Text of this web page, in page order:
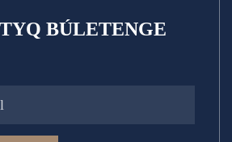
BÚLETENGE